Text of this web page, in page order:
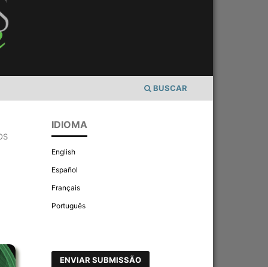
BUSCAR
IDIOMA
English
Español
Français
Português
ENVIAR SUBMISSÃO